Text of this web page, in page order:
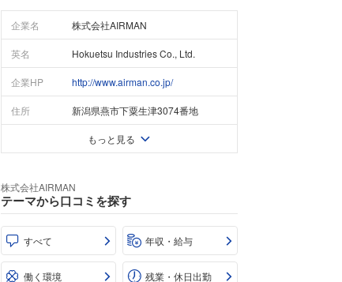
企業名 株式会社AIRMAN
英名 Hokuetsu Industries Co., Ltd.
企業HP http://www.airman.co.jp/
住所 新潟県燕市下粟生津3074番地
もっと見る
株式会社AIRMAN
テーマから口コミを探す
すべて 年収・給与
働く環境 残業・休日出勤